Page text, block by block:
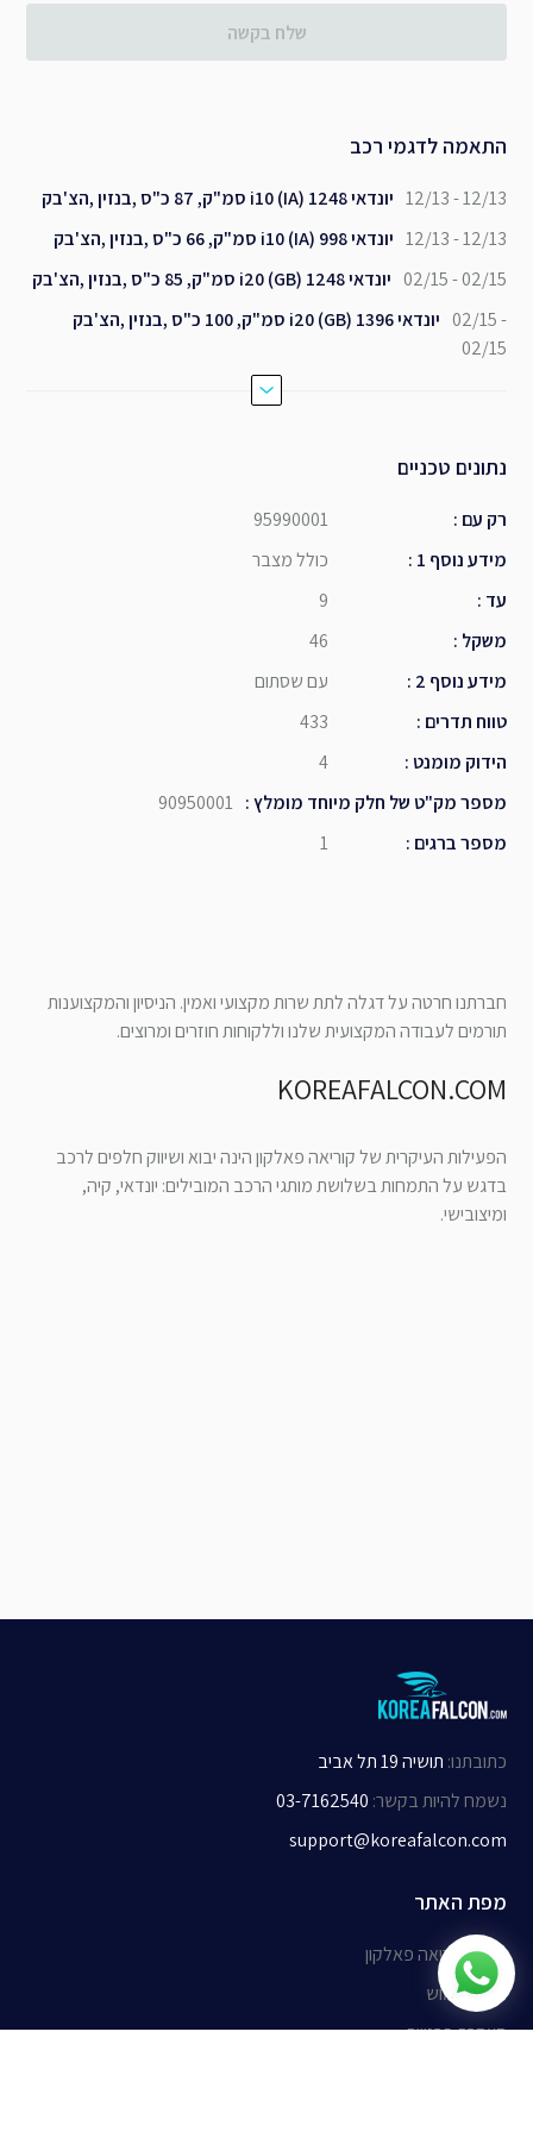
שלח בקשה
התאמה לדגמי רכב
יונדאי i10 (IA) 1248 סמ"ק, 87 כ"ס ,בנזין ,הצ'בק 12/13 - 12/13
יונדאי i10 (IA) 998 סמ"ק, 66 כ"ס ,בנזין ,הצ'בק 12/13 - 12/13
יונדאי i20 (GB) 1248 סמ"ק, 85 כ"ס ,בנזין ,הצ'בק 02/15 - 02/15
יונדאי i20 (GB) 1396 סמ"ק, 100 כ"ס ,בנזין ,הצ'בק 02/15 -
02/15
נתונים טכניים
95990001 : רק עם
כולל מצבר
:
מידע נוסף 1
9
: עד
46
: משקל
עם שסתום
:
מידע נוסף 2
433
: טווח תדרים
4
:הידוק מומנט
90950001 :מספר מק"ט של חלק מיוחד מומלץ
1
: מספר ברגים
חברתנו חרטה על דגלה לתת שרות מקצועי ואמין. הניסיון והמקצוענות
תורמים לעבודה המקצועית שלנו וללקוחות חוזרים ומרוצים.
KOREAFALCON.COM
הפעילות העיקרית של קוריאה פאלקון הינה יבוא ושיווק חלפים לרכב
בדגש על התמחות בשלושת מותגי הרכב המובילים: יונדאי, קיה,
ומיצובישי.
מפת האתר
אודות קוריאה פאלקון
תנאי שימוש
הצהרת פרטיות
תושיה 19 תל אביב :כתובתנו
03-7162540 :נשמח להיות בקשר
support@koreafalcon.com